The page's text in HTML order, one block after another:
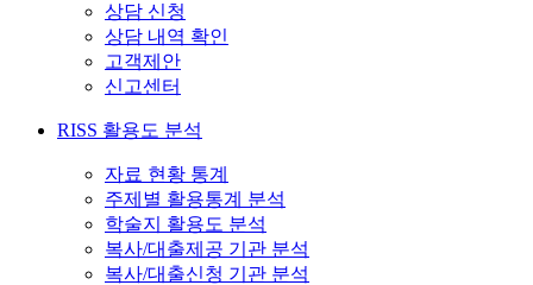
상담 신청
상담 내역 확인
고객제안
신고센터
RISS 활용도 분석
자료 현황 통계
주제별 활용통계 분석
학술지 활용도 분석
복사/대출제공 기관 분석
복사/대출신청 기관 분석